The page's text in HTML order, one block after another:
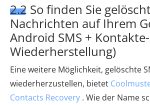
2.2 So finden Sie
Nachrichten auf Ihrem
Android SMS + Kontakte-
Wiederherstellung)
Eine weitere Möglichkeit, gelöschte
wiederherzustellen, bietet
Contacts Recovery . Wie der Name